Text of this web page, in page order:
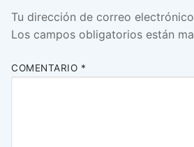
Tu dirección de correo
Los campos obligatorios están
COMENTARIO *